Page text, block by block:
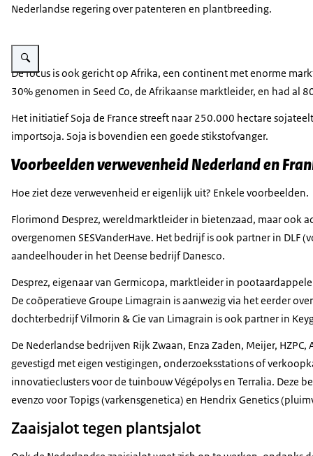
Nederlandse regering over patenteren en plantbreeding.
Vergroot afbeelding Tomaten
De focus is ook gericht op Afrika, een continent met enorme
30% genomen in Seed Co, de Afrikaanse marktleider, en had al
Het initiatief Soja de France streeft naar 250.000 hectare
importsoja. Soja is bovendien een goede stikstofvanger.
Voorbeelden verwevenheid Nederland en
Hoe ziet deze verwevenheid er eigenlijk uit? Enkele voorbeelden.
Florimond Desprez, wereldmarktleider in bietenzaad, maar ook
overgenomen SESVanderHave. Het bedrijf is ook partner in DLF
aandeelhouder in het Deense bedrijf Danesco.
Desprez, eigenaar van Germicopa, marktleider in
De coöperatieve Groupe Limagrain is aanwezig via het eerder
dochterbedrijf Vilmorin & Cie van Limagrain is ook partner in
De Nederlandse bedrijven Rijk Zwaan, Enza Zaden, Meijer,
gevestigd met eigen vestigingen, onderzoeksstations of
innovatieclusters voor de tuinbouw Végépolys en Terralia. Deze
evenzo voor Topigs (varkensgenetica) en Hendrix Genetics
Zaaisjalot tegen plantsjalot